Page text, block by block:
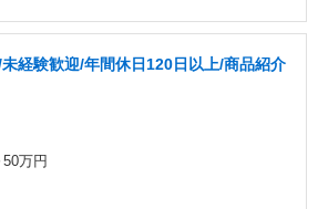
経験歓迎/年間休日120日以上/商品紹介
50万円